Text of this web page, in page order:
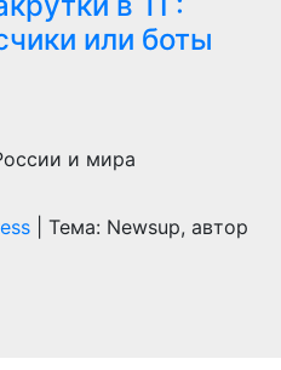
или боты
и мира
Тема: Newsup, автор